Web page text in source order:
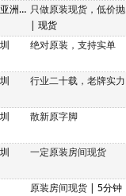
新亚洲2期N4C448-458 只做原装现货，低价抛
| 现货
绝对原装，支持实单
行业二十载，老牌实力
散新原字脚
一定原装房间现货
原装房间现货 | 5分钟